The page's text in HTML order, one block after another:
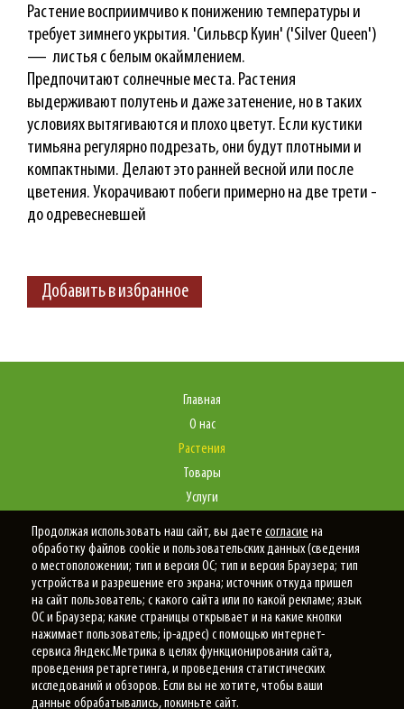
Растение восприимчиво к понижению температуры и
требует зимнего укрытия. 'Сильвср Куин' ('Silver Queen')
— листья с белым окаймлением.
Предпочитают солнечные места. Растения
выдерживают полутень и даже затенение, но в таких
условиях вытягиваются и плохо цветут. Если кустики
тимьяна регулярно подрезать, они будут плотными и
компактными. Делают это ранней весной или после
цветения. Укорачивают побеги примерно на две трети -
до одревесневшей
Добавить в избранное
Главная
О нас
Растения
Товары
Услуги
Статьи
Контакты
Политика конфиденциальности
© 2025Новый Сад
Продолжая использовать наш сайт, вы даете согласие на
обработку файлов cookie и пользовательских данных (сведения
о местоположении; тип и версия ОС; тип и версия Браузера; тип
устройства и разрешение его экрана; источник откуда пришел
на сайт пользователь; с какого сайта или по какой рекламе; язык
ОС и Браузера; какие страницы открывает и на какие кнопки
нажимает пользователь; ip-адрес) с помощью интернет-
сервиса Яндекс.Метрика в целях функционирования сайта,
проведения ретаргетинга, и проведения статистических
исследований и обзоров. Если вы не хотите, чтобы ваши
данные обрабатывались, покиньте сайт.